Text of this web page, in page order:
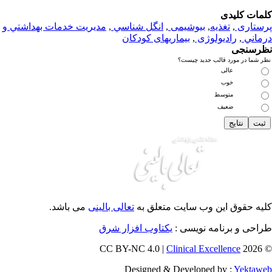
کلیدی
, تغذيه,بیوشیمی , انگل شناسي , مديريت خدمات بهداشتي و
, رادیولوژی, بیماریهای کودکان
شما در مورد قالب جدید چیست؟
عالی
خوب
متوسط
ضعیف
حقوق این وب سایت متعلق بهتعالی بالینیمی باشد.
و برنامه نویسی : یکتاوب افزار شرق
©
Clinical Excellence
Designed & Developed by :